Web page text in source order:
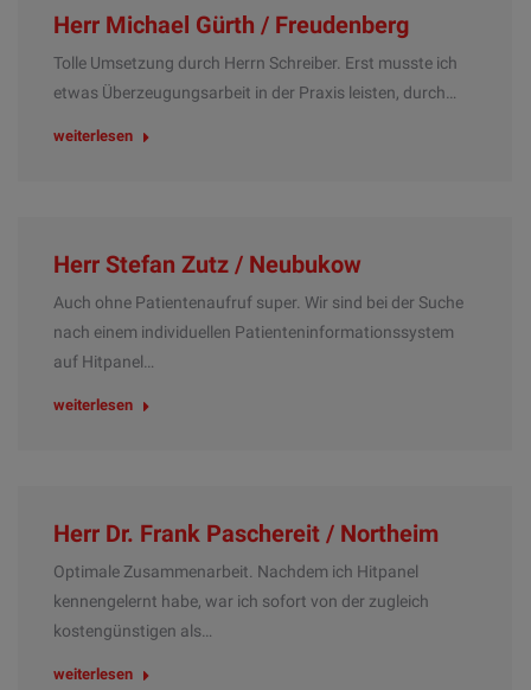
Herr Michael Gürth / Freudenberg
Tolle Umsetzung durch Herrn Schreiber. Erst musste ich
etwas Überzeugungsarbeit in der Praxis leisten, durch…
weiterlesen
Herr Stefan Zutz / Neubukow
Auch ohne Patientenaufruf super. Wir sind bei der Suche
nach einem individuellen Patienteninformationssystem
auf Hitpanel…
weiterlesen
Herr Dr. Frank Paschereit / Northeim
Optimale Zusammenarbeit. Nachdem ich Hitpanel
kennengelernt habe, war ich sofort von der zugleich
kostengünstigen als…
weiterlesen